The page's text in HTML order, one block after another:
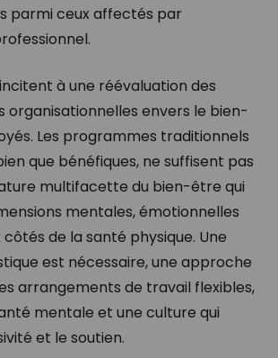
parmi ceux affectés par
à une réévaluation des
organisationnelles envers le bien-
Les programmes traditionnels
que bénéfiques, ne suffisent pas
multifacette du bien-être qui
mentales, émotionnelles
de la santé physique. Une
est nécessaire, une approche
arrangements de travail flexibles,
mentale et une culture qui
et le soutien.